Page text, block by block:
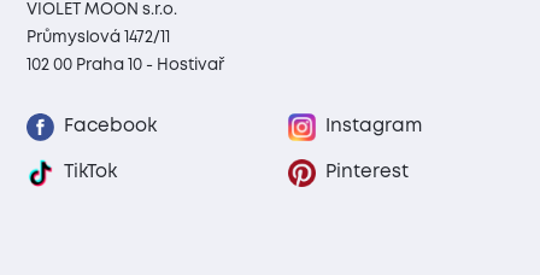
VIOLET MOON s.r.o.
Průmyslová 1472/11
102 00 Praha 10 - Hostivař
Facebook Instagram
TikTok Pinterest